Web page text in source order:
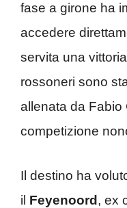
fase a girone ha
accedere
servita una
rossoneri sono
allenata da Fabio
competizione
Il destino ha
il Feyenoord, ex